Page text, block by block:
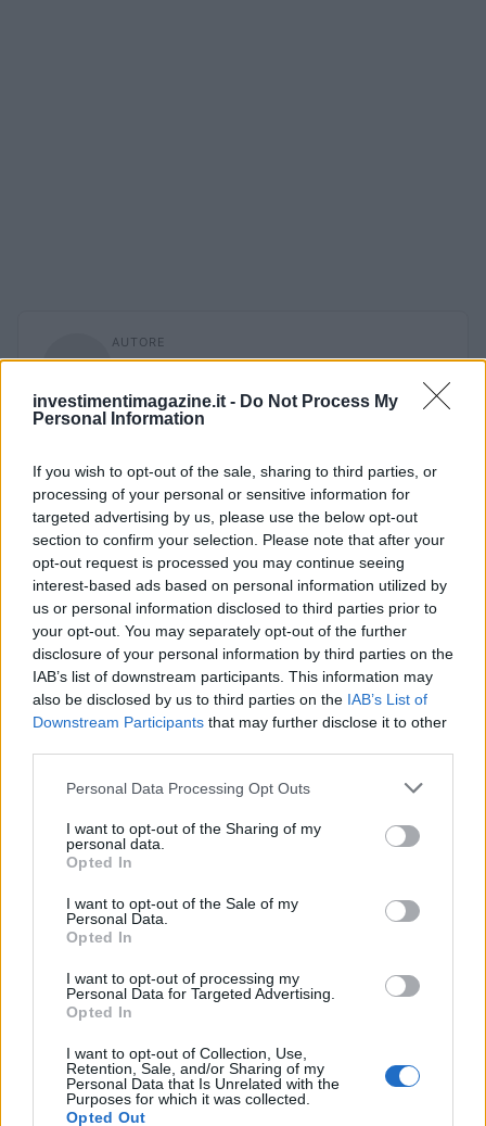
investimentimagazine.it - Do Not Process My
Personal Information
If you wish to opt-out of the sale, sharing to third parties, or
processing of your personal or sensitive information for
targeted advertising by us, please use the below opt-out
section to confirm your selection. Please note that after your
opt-out request is processed you may continue seeing
interest-based ads based on personal information utilized by
us or personal information disclosed to third parties prior to
your opt-out. You may separately opt-out of the further
disclosure of your personal information by third parties on the
IAB’s list of downstream participants. This information may
also be disclosed by us to third parties on the IAB’s List of
Downstream Participants that may further disclose it to other
Please note that this website/app uses one or more Google
not limited to your visit or usage behaviour. You may click to
grant or deny consent to Google and its third-party tags to
use your data for below specified purposes in below Google
consent section.
Personal Data Processing Opt Outs
I want to opt-out of the Sharing of my
personal data.
Opted In
I want to opt-out of the Sale of my
Personal Data.
Opted In
I want to opt-out of processing my
Personal Data for Targeted Advertising.
Opted In
I want to opt-out of Collection, Use,
Retention, Sale, and/or Sharing of my
Personal Data that Is Unrelated with the
Purposes for which it was collected.
Opted Out
AUTORE
Andrea Innocenti
Andrea Innocenti ha coordinato dall'estero il
rientro di una cronista napoletana durante una
consolati; è corrispondente esteri che
definisce linee editoriali sulla geopolitica. Nato
a Napoli, parla dialetto locale e mantiene
rapporti con ONG partenopee.
Continua a leggere